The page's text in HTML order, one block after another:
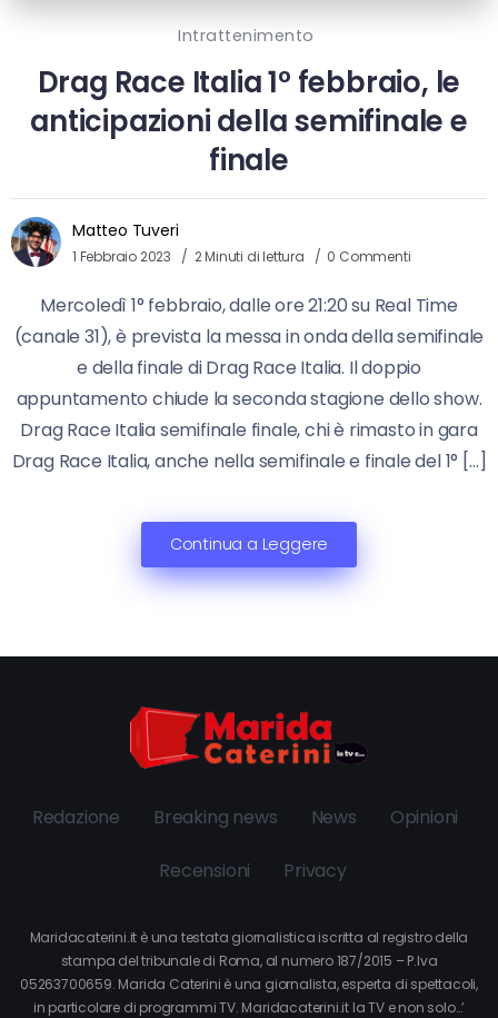
Intrattenimento
Drag Race Italia 1° febbraio, le
anticipazioni della semifinale e
finale
Matteo Tuveri
1 Febbraio 2023 2 Minuti di lettura 0 Commenti
Mercoledì 1° febbraio, dalle ore 21:20 su Real Time
(canale 31), è prevista la messa in onda della semifinale
e della finale di Drag Race Italia. Il doppio
appuntamento chiude la seconda stagione dello show.
Drag Race Italia semifinale finale, chi è rimasto in gara
Drag Race Italia, anche nella semifinale e finale del 1° […]
Continua a Leggere
Redazione Breaking news News Opinioni
Recensioni Privacy
Maridacaterini.it è una testata giornalistica iscritta al registro della
stampa del tribunale di Roma, al numero 187/2015 – P.Iva
05263700659. Marida Caterini è una giornalista, esperta di spettacoli,
in particolare di programmi TV. Maridacaterini.it la TV e non solo…’